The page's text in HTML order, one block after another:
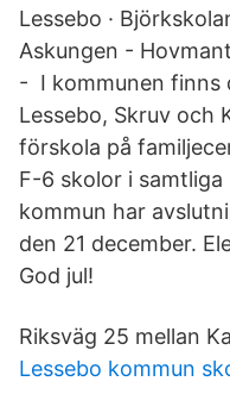
Lessebo ·
Askungen -
- I kommunen finns
Lessebo, Skruv och
förskola på
F-6 skolor i
kommun har
den 21 december.
God jul!
Riksväg 25 mellan
Lessebo kommun